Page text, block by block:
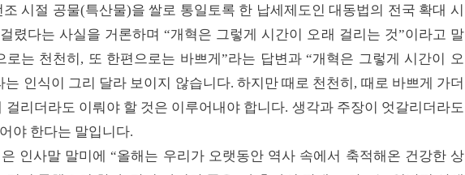
시절 공물(특산물)을 쌀로 통일토록 한 납세제도인 대동법의 전국 확대 시
렸다는 사실을 거론하며 “개혁은 그렇게 시간이 오래 걸리는 것”이라고 말
로는 천천히, 또 한편으로는 바쁘게”라는 답변과 “개혁은 그렇게 시간이 오
는 인식이 그리 달라 보이지 않습니다. 하지만 때로 천천히, 때로 바쁘게 가더
걸리더라도 이뤄야 할 것은 이루어내야 합니다. 생각과 주장이 엇갈리더라도
야 한다는 말입니다.
인사말 말미에 “올해는 우리가 오랫동안 역사 속에서 축적해온 건강한 상